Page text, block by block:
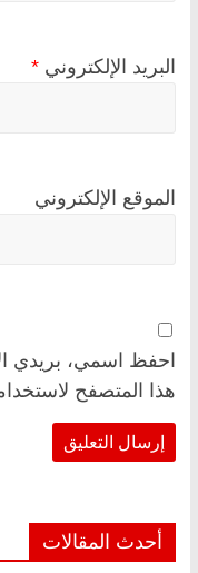
البريد الإلكتروني *
الموقع الإلكتروني
احفظ اسمي، بريدي
هذا المتصفح
أحدث المقالات